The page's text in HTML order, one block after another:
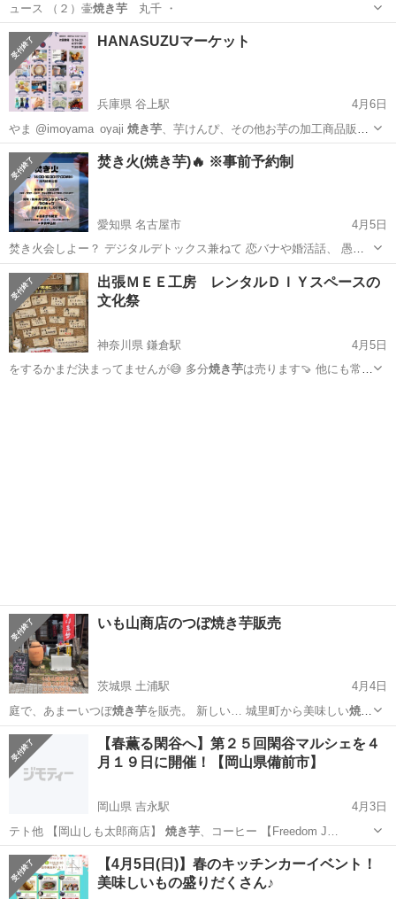
ュース （２）壷焼き芋丸千 ・
神奈川 茅ヶ崎市 地域/お祭り
HANASUZUマーケット
兵庫県 谷上駅
4月6日
やま @imoyama_oyaji 焼き芋、芋けんぴ、その他お芋の加工商品販売
…兵庫 神戸市 谷上駅 その他 マーケット
焚き火(焼き芋)🔥 ※事前予約制
愛知県 名古屋市
4月5日
焚き火会しよー？ デジタルデトックス兼ねて 恋バナや婚活話、 愚痴
や推し活など好きな事、 夢、悩みそう 色んなお話ゆったりしたい✨
アルコール飲みたい方は持参ok ホットワインも作れるよう道具は用意
してます 友達作り...
愛知 名古屋市 焼き芋
出張ＭＥＥ工房 レンタルＤＩＹスペースの
文化祭
神奈川県 鎌倉駅
4月5日
をするかまだ決まってませんが😅 多分焼き芋は売ります🍠 他にも常連
いも山商店のつぼ焼き芋販売
茨城県 土浦駅
4月4日
庭で、あまーいつぼ焼き芋を販売。 新しい… 城里町から美味しい焼き
芋屋さんがやってきま…
茨城 土浦駅 フリーマーケット 商店
【春薫る閑谷へ】第２５回閑谷マルシェを４
月１９日に開催！【岡山県備前市】
岡山県 吉永駅
4月3日
テト他 【岡山しも太郎商店】 焼き芋 、コーヒー 【Freedom J…
岡山 備前市 吉永駅 地域/お祭り
【4月5日(日)】春のキッチンカーイベント！
美味しいもの盛りだくさん♪